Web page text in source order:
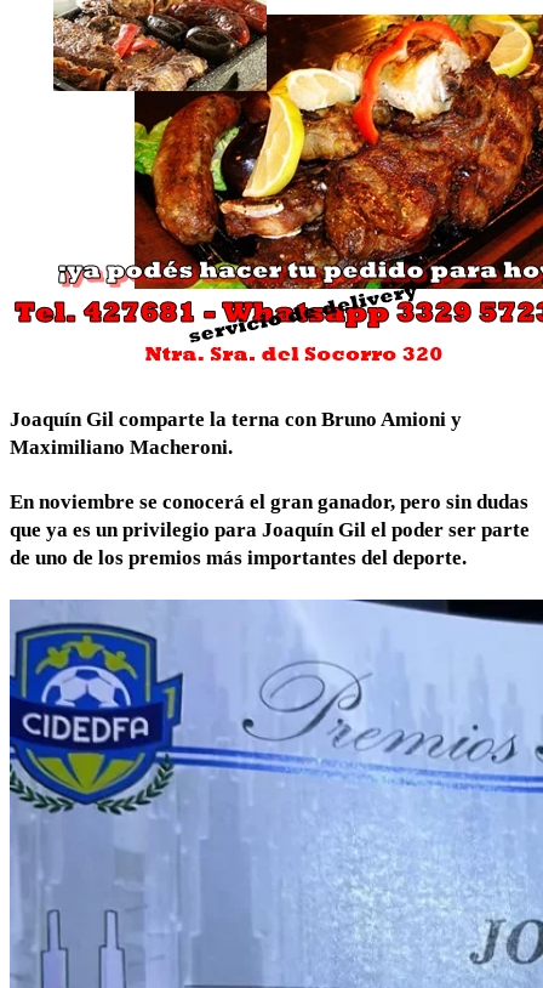
Joaquín Gil comparte la terna con Bruno Amioni y
Maximiliano Macheroni.
En noviembre se conocerá el gran ganador, pero sin dudas
que ya es un privilegio para Joaquín Gil el poder ser parte
de uno de los premios más importantes del deporte.